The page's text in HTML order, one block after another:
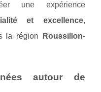
une expérience
et excellence,
la région
Roussillon-
autour de